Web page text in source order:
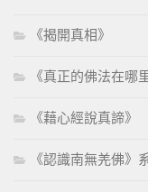
《揭開真相》
《真正的佛法在哪
《藉心經說真諦》
《認識南無羌佛》